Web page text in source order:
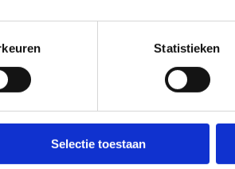
Statistieken
Selectie toestaan